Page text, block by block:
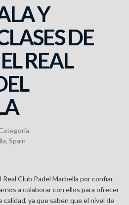
Y
DE
REAL
, Spain
Club Padel Marbella por confiar
a colaborar con ellos para ofrecer
calidad, ya que saben que el nivel de